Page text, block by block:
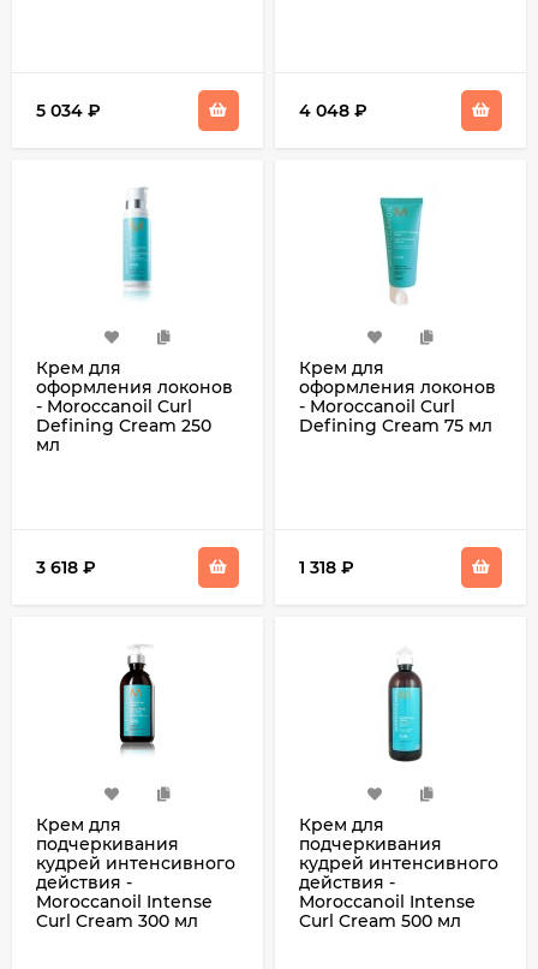
5 034 ₽ 4 048 ₽
Крем для
оформления локонов
- Moroccanoil Curl
Defining Cream 250
мл
3 618 ₽
Крем для
оформления локонов
- Moroccanoil Curl
Defining Cream 75 мл
1 318 ₽
Крем для
подчеркивания
кудрей интенсивного
действия -
Moroccanoil Intense
Curl Cream 300 мл
Крем для
подчеркивания
кудрей интенсивного
действия -
Moroccanoil Intense
Curl Cream 500 мл